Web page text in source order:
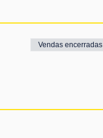
Vendas encerradas